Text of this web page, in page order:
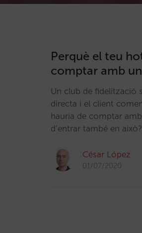
Perquè el teu
comptar amb
Un club de fidelització
directa i el client
hauria de comptar
d’entrar també en
César López
01/07/2020